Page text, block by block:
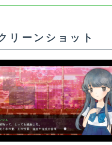
リーンショット